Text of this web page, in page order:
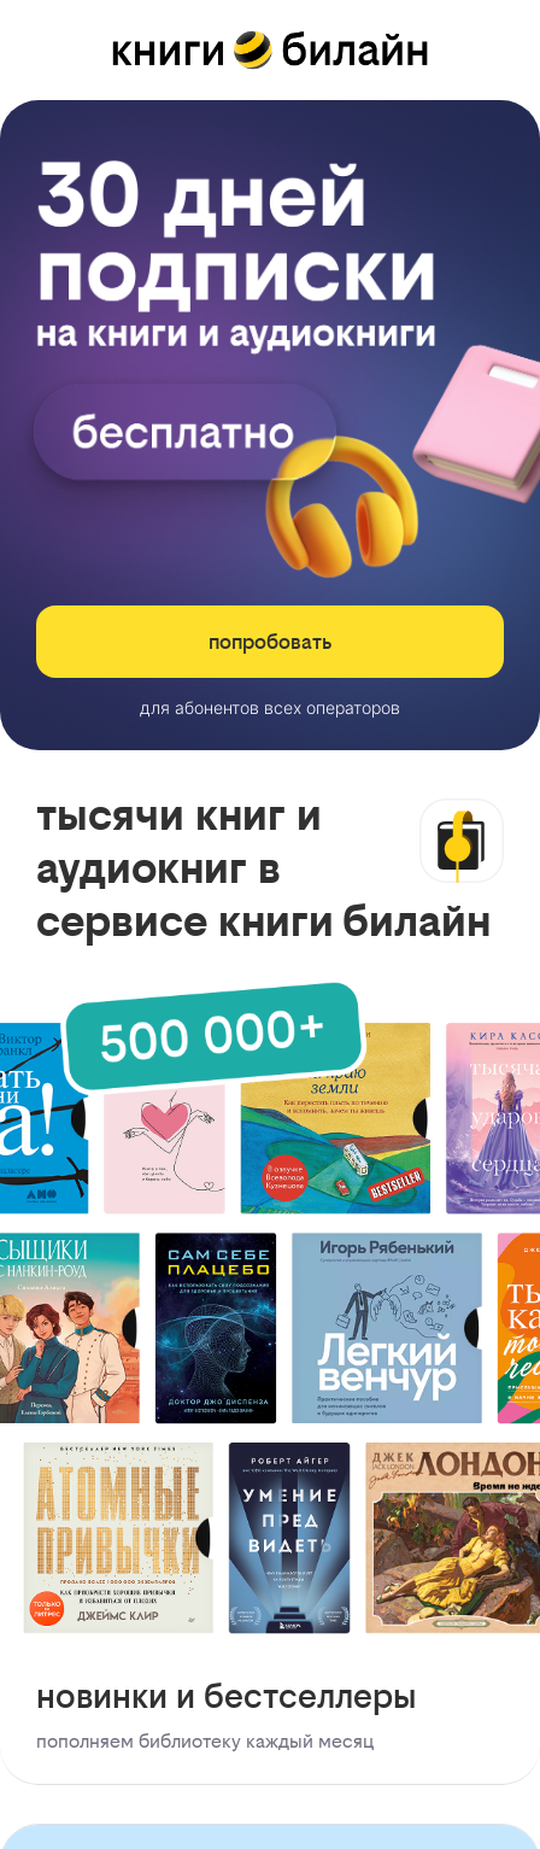
попробовать
для абонентов всех операторов
тысячи книг и
аудиокниг в
сервисе книги билайн
новинки и бестселлеры
пополняем библиотеку каждый месяц